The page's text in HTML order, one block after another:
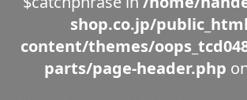
shop.co.jp/
content/themes/
parts/page-header.php